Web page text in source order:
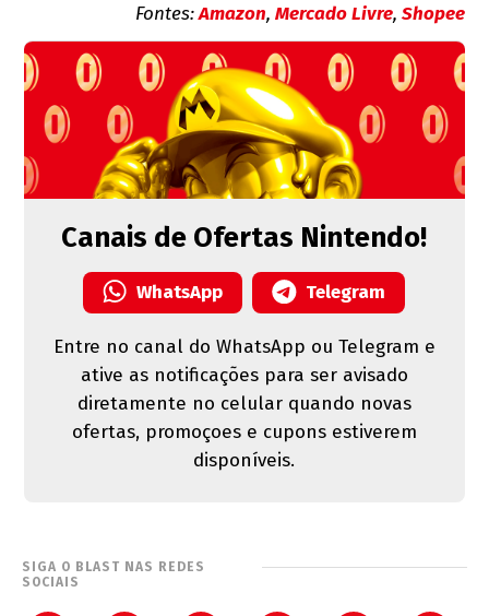
Fontes:Amazon, Mercado Livre, Shopee
Canais de Ofertas Nintendo!
WhatsApp Telegram
Entre no canal do WhatsApp ou Telegram e
ative as notificações para ser avisado
diretamente no celular quando novas
ofertas, promoçoes e cupons estiverem
disponíveis.
SIGA O BLAST NAS REDES
SOCIAIS